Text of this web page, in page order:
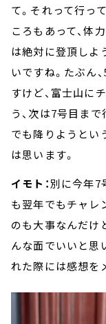
て。それって行っ
ころもあって、体
は絶対に登頂しよ
いですね。たぶん
すけど、富士山に
う、次は7号目ま
でも降りようとい
は思います。
イモト：別に今年7
も翌年でもチャレ
のも大事なんだけ
んな面でいいと思
れた際には感想を